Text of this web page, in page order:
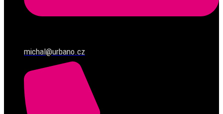
michal@urbano.cz